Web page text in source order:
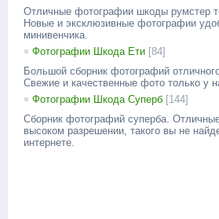
Отличные фотографии шкоды румстер
Новые и эксклюзивные фотографии
минивенчика.
Фотографии Шкода Ети [84]
Большой сборник фотографий
Свежие и качественные фото только у
Фотографии Шкода Суперб [144]
Сборник фотографий суперба.
высоком разрешении, такого вы не
интернете.